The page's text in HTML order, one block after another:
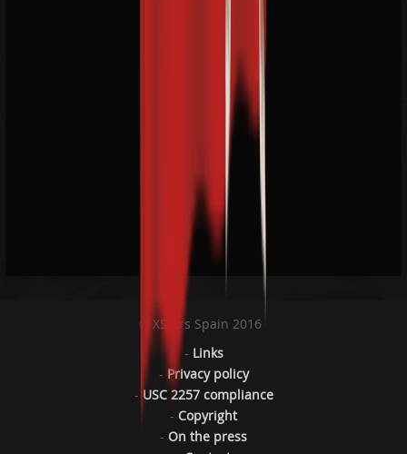
© XStars Spain 2016
- Links
- Privacy policy
-USC 2257 compliance
- Copyright
- On the press